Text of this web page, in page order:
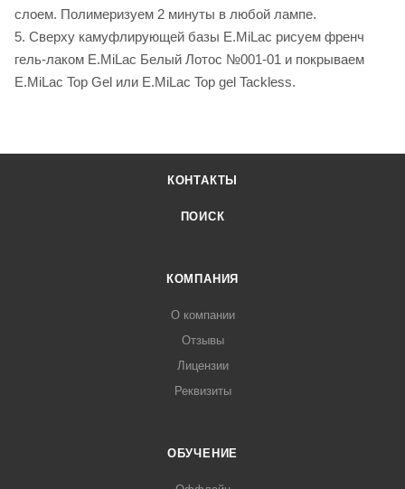
слоем. Полимеризуем 2 минуты в любой лампе.
5. Сверху камуфлирующей базы E.MiLac рисуем френч
гель-лаком E.MiLac Белый Лотос №001-01 и покрываем
E.MiLac Top Gel или E.MiLac Top gel Tackless.
КОНТАКТЫ
ПОИСК
КОМПАНИЯ
О компании
Отзывы
Лицензии
Реквизиты
ОБУЧЕНИЕ